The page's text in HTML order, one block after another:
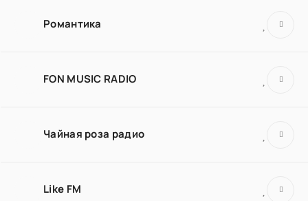
Романтика
FON MUSIC RADIO
Чайная роза радио
Like FM